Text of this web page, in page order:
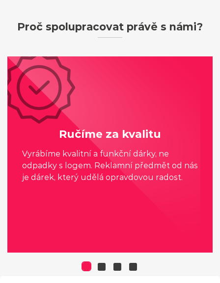
Proč spolupracovat právě s námi?
Ručíme za kvalitu
Vyrábíme kvalitní a funkční dárky, ne
odpadky s logem. Reklamní předmět od nás
je dárek, který udělá opravdovou radost.